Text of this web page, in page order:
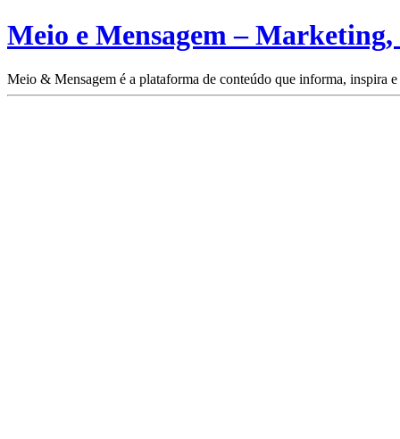
Meio e Mensagem –
Meio & Mensagem é a plataforma de conteúdo que informa, inspira